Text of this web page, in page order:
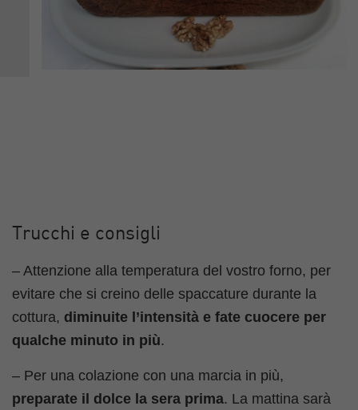
Trucchi e consigli
– Attenzione alla temperatura del vostro forno, per
evitare che si creino delle spaccature durante la
cottura, diminuite l’intensità e fate cuocere per
qualche minuto in più.
– Per una colazione con una marcia in più,
preparate il dolce la sera prima. La mattina sarà